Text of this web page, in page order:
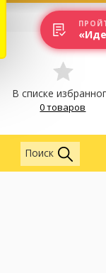
В списке
0 товаров
Везде
Поиск